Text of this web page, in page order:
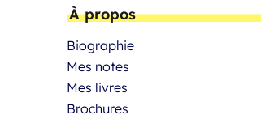
À propos
Biographie
Mes notes
Mes livres
Brochures